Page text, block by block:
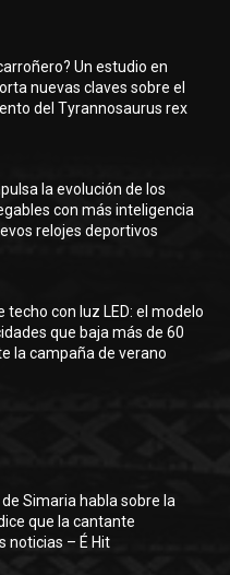
Un estudio en
nuevas claves sobre el
del Tyrannosaurus rex
la evolución de los
con más inteligencia
relojes deportivos
techo con luz LED: el modelo
que baja más de 60
la campaña de verano
de Simaria habla sobre la
que la cantante
noticias – É Hit